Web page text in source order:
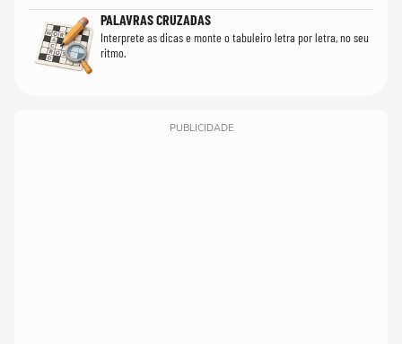
PALAVRAS CRUZADAS
Interprete as dicas e monte o tabuleiro letra por letra, no seu
ritmo.
PUBLICIDADE